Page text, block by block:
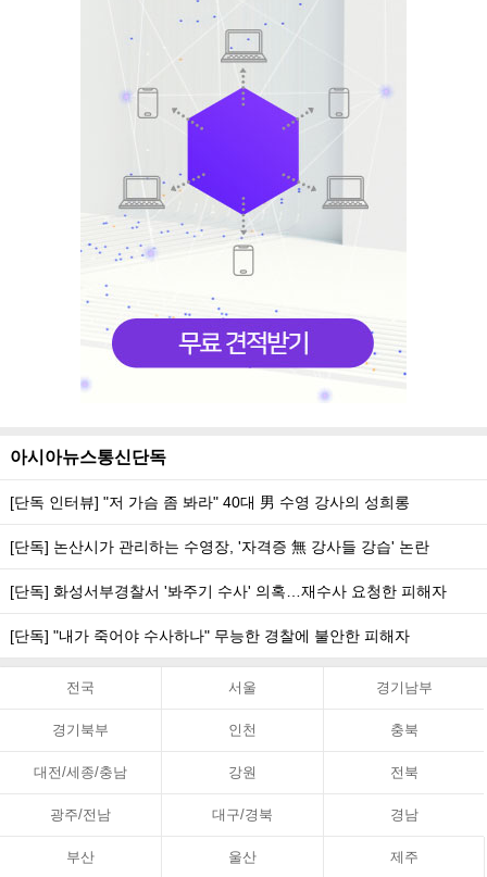
아시아뉴스통신단독
[단독 인터뷰] "저 가슴 좀 봐라" 40대 男 수영 강사의 성희롱
[단독] 논산시가 관리하는 수영장, '자격증 無 강사들 강습' 논란
[단독] 화성서부경찰서 '봐주기 수사' 의혹…재수사 요청한 피해자
[단독] "내가 죽어야 수사하나" 무능한 경찰에 불안한 피해자
전국 서울 경기남부
경기북부 인천 충북
대전/세종/충남 강원 전북
광주/전남 대구/경북 경남
부산 울산 제주